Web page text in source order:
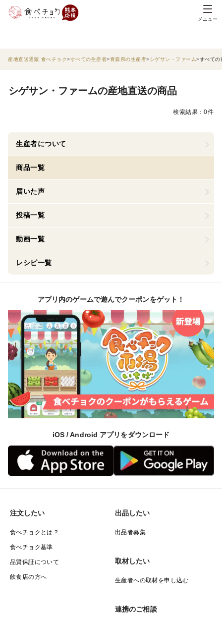
メニュー
産地直送通販 食べチョク すべての生産者 青森県の生産者 シゲサン・ファーム すべての
シゲサン・ファームの産地直送の商品
検索結果：0件
生産者について
商品一覧
届いた声
投稿一覧
動画一覧
レシピ一覧
アプリ内のゲームで遊んでクーポンをゲット！
iOS / Android アプリをダウンロード
注文したい
食べチョクとは？
食べチョク基準
品質保証について
飲食店の方へ
出品したい
出品者募集
取材したい
生産者への取材を申し込む
連携のご相談